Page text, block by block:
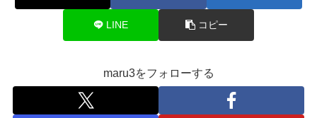
LINE コピー
maru3をフォローする